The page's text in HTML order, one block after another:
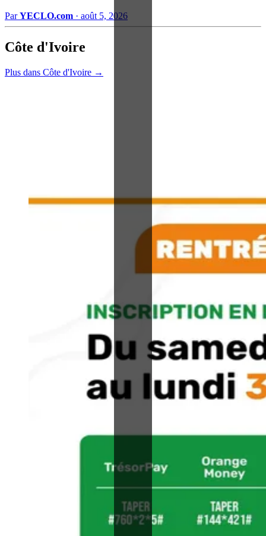
ParYECLO.com · août 5, 2026
Côte d'Ivoire
Plus dans Côte d'Ivoire →